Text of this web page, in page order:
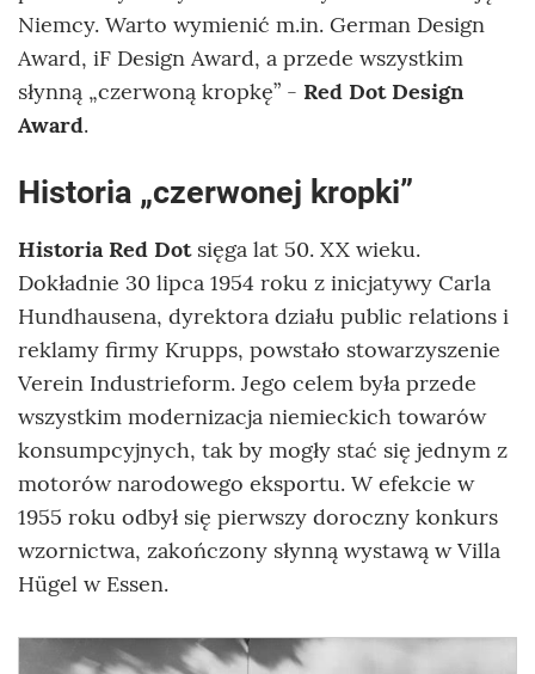
Niemcy. Warto wymienić m.in. German Design
Award, iF Design Award, a przede wszystkim
słynną „czerwoną kropkę” - Red Dot Design
Award.
Historia „czerwonej kropki”
Historia Red Dotsięga lat 50. XX wieku.
Dokładnie 30 lipca 1954 roku z inicjatywy Carla
Hundhausena, dyrektora działu public relations i
reklamy firmy Krupps, powstało stowarzyszenie
Verein Industrieform. Jego celem była przede
wszystkim modernizacja niemieckich towarów
konsumpcyjnych, tak by mogły stać się jednym z
motorów narodowego eksportu. W efekcie w
1955 roku odbył się pierwszy doroczny konkurs
wzornictwa, zakończony słynną wystawą w Villa
Hügel w Essen.